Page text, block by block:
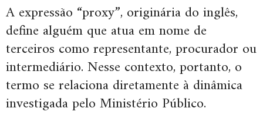
A expressão “proxy”, originária do inglês,
define alguém que atua em nome de
terceiros como representante, procurador ou
intermediário. Nesse contexto, portanto, o
termo se relaciona diretamente à dinâmica
investigada pelo Ministério Público.